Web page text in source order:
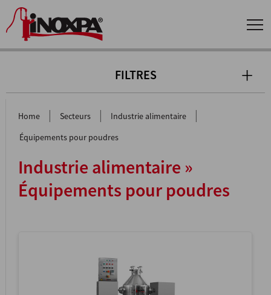
FILTRES
Home | Secteurs | Industrie alimentaire |
Équipements pour poudres
Industrie alimentaire »
Équipements pour poudres